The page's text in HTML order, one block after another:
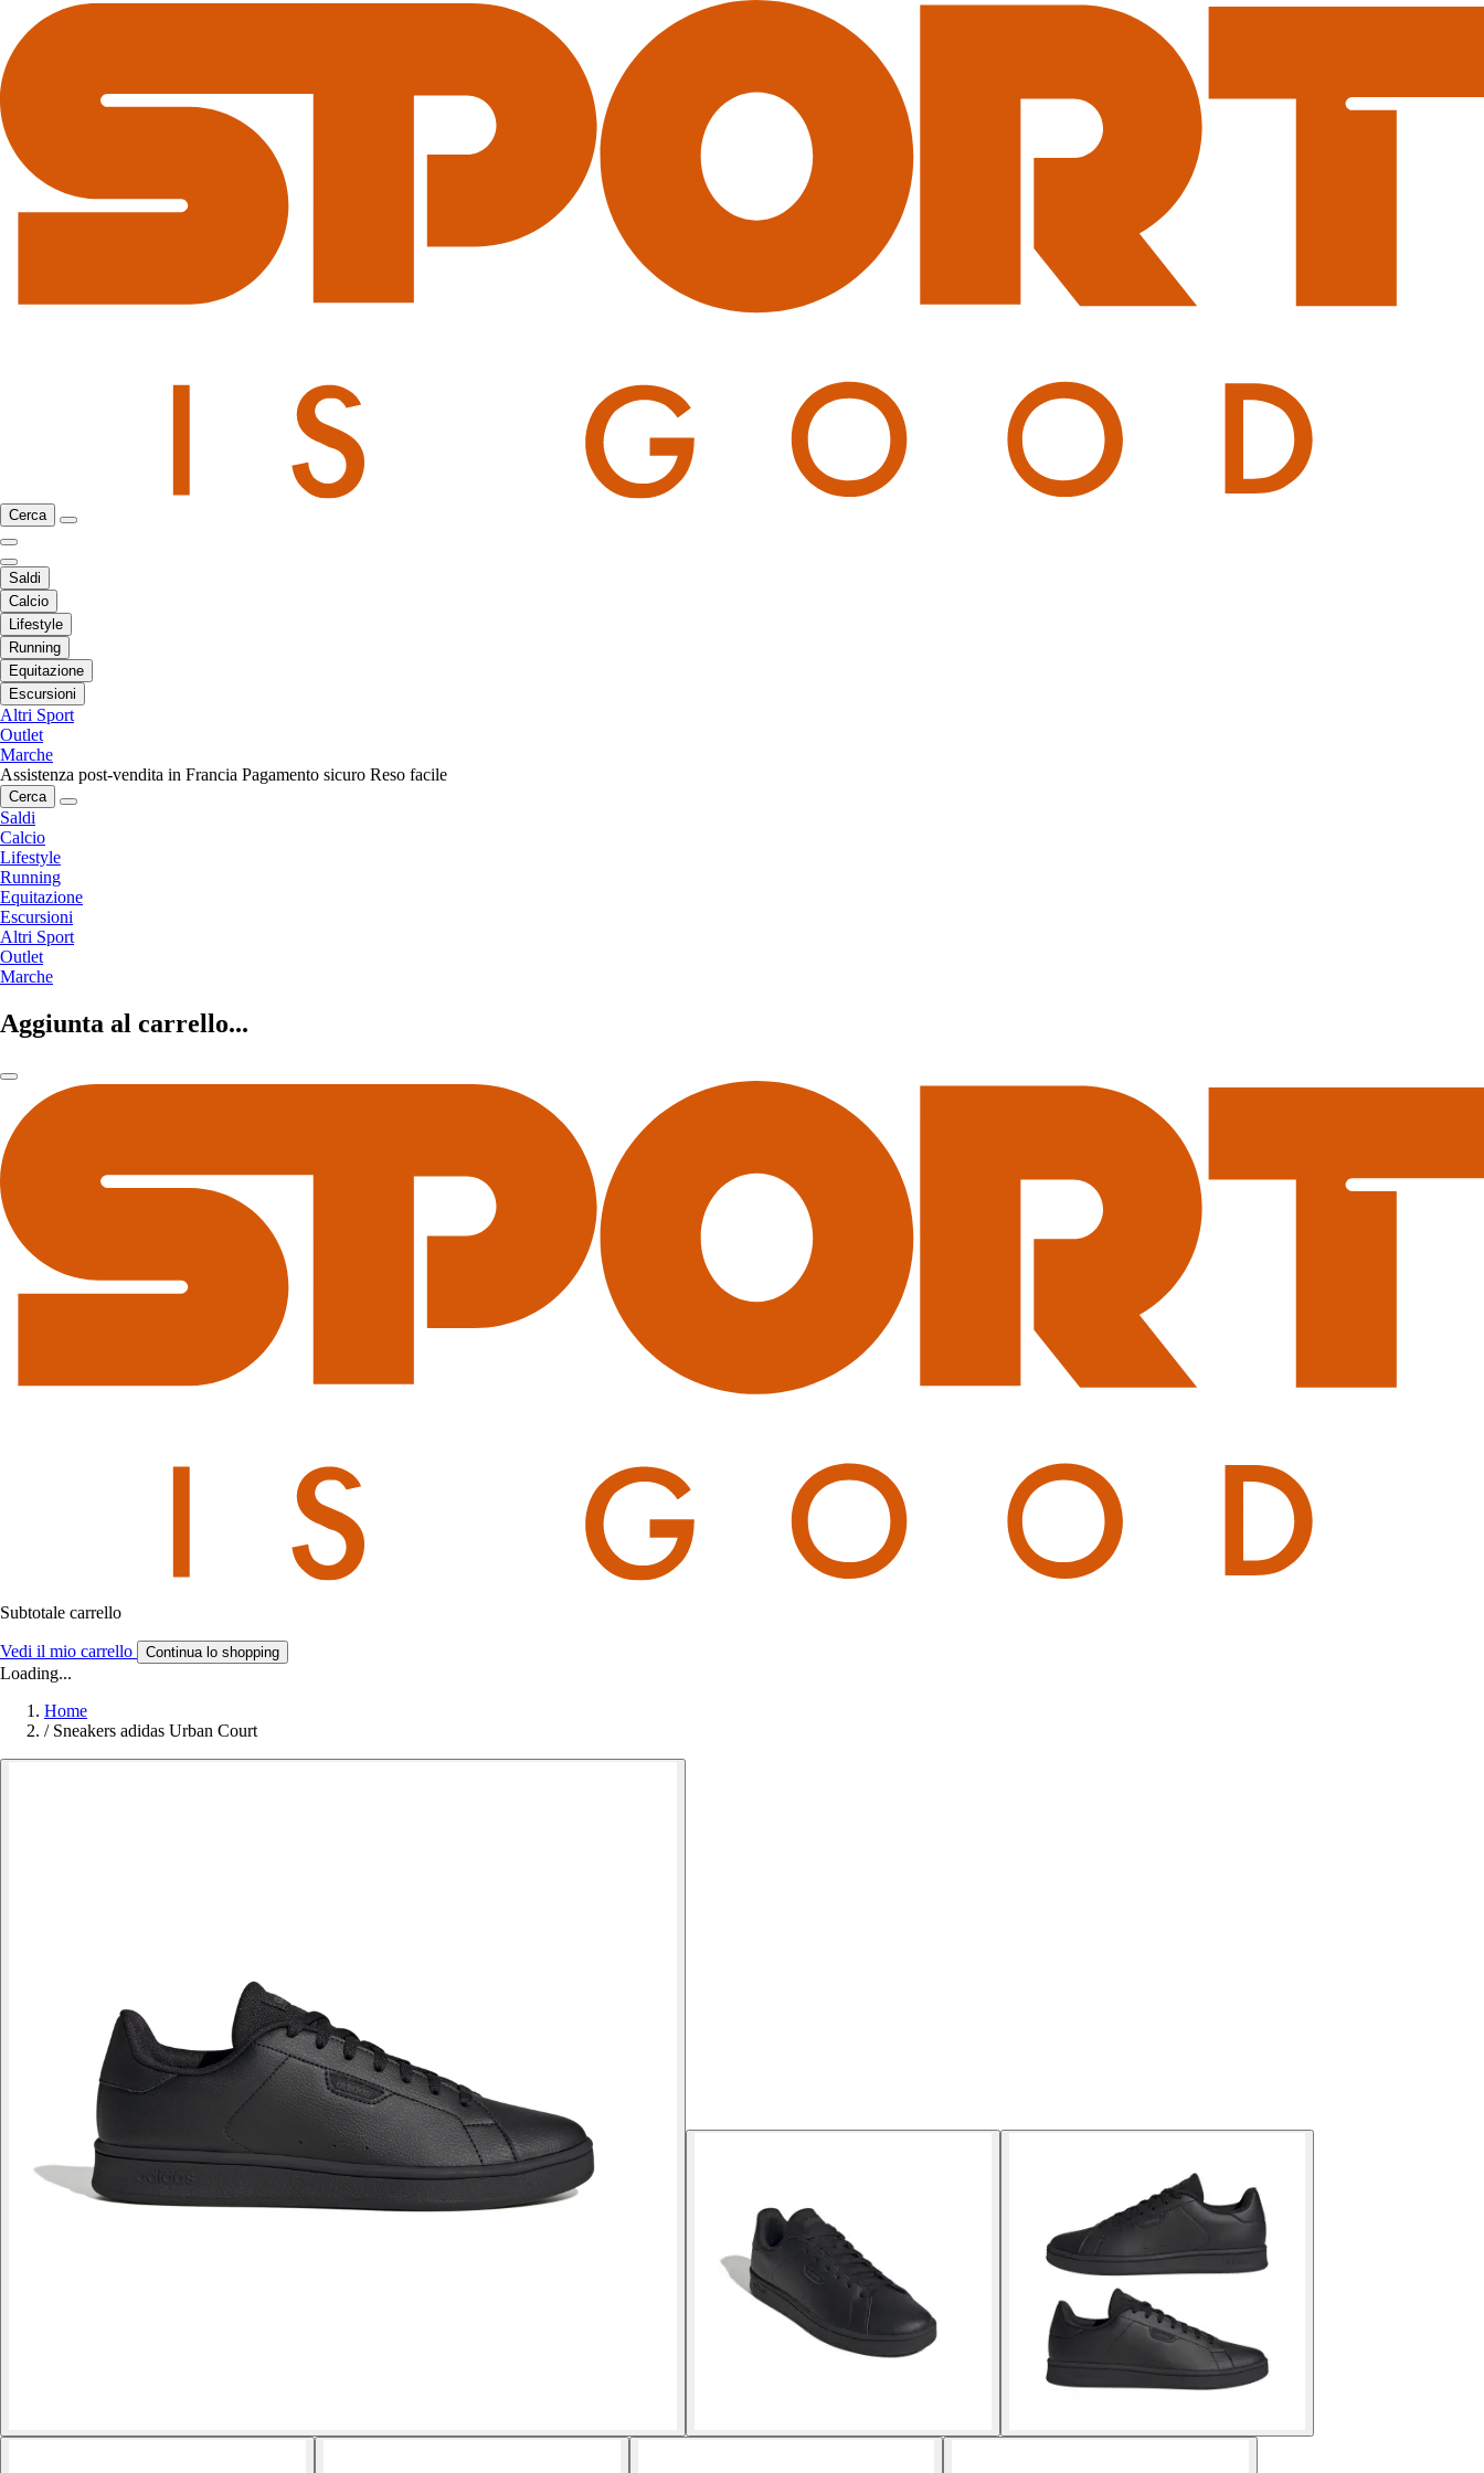
Cerca
Saldi
Calcio
Lifestyle
Running
Equitazione
Escursioni
Altri Sport
Outlet
Marche
Assistenza post-vendita in Francia Pagamento sicuro Reso facile
Cerca
Saldi
Calcio
Lifestyle
Running
Equitazione
Escursioni
Altri Sport
Outlet
Marche
Aggiunta al carrello...
Subtotale carrello
Vedi il mio carrello Continua lo shopping
Loading...
Home
/ Sneakers adidas Urban Court